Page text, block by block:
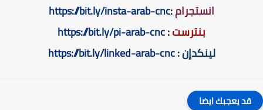
انستجرام:
https://bit.ly/insta-arab-cnc
بنترست:
https://bit.ly/pi-arab-cnc
لينكدإن:
https://bit.ly/linked-arab-cnc
قد يعجبك ايضا